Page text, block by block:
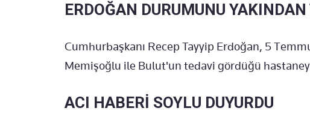
ERDOĞAN DURUMUNU
Cumhurbaşkanı Recep Tayyip Erdoğan, 5
Memişoğlu ile Bulut'un tedavi gördüğü
ACI HABERİ SOYLU DUYURDU